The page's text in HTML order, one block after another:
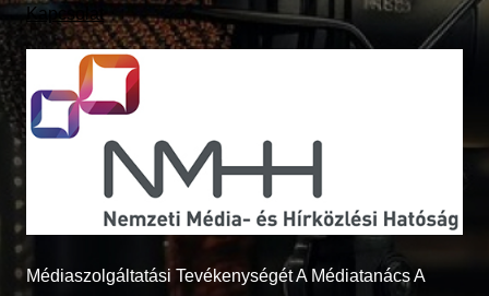
Kapcsolat
Médiaszolgáltatási Tevékenységét A Médiatanács A